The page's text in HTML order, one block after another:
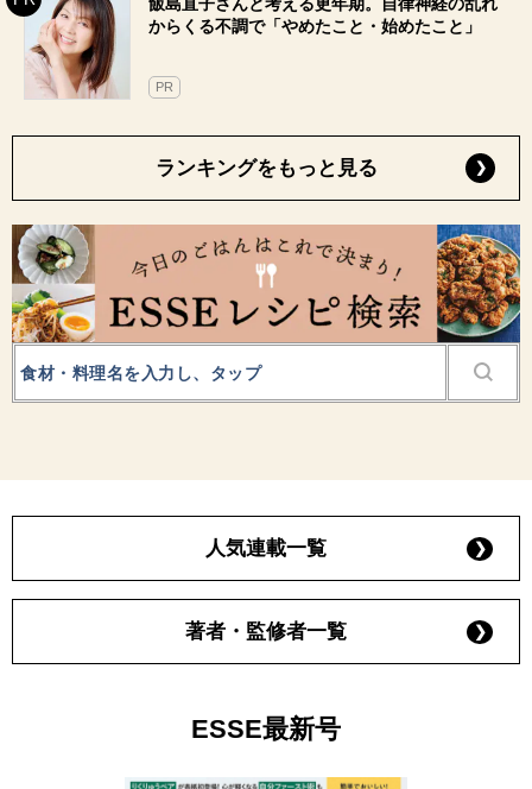
からくる不調で「やめたこと・始めたこと」
PR
ランキングをもっと見る
人気連載一覧
著者・監修者一覧
ESSE最新号